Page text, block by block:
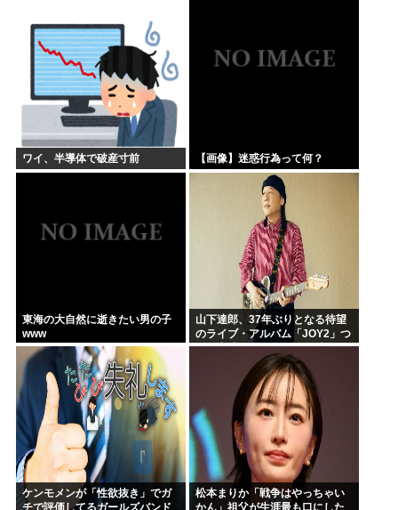
ワイ、半導体で破産寸前 【画像】迷惑行為って何？
東海の大自然に逝きたい男の子
www
山下達郎、37年ぶりとなる待望
のライブ・アルバム「JOY2」つ
いに完成、10月14日に発売
ケンモメンが「性欲抜き」でガ
松本まりか「戦争はやっちゃい